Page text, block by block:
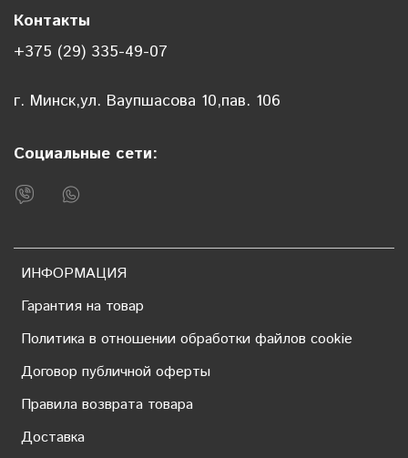
ИНФОРМАЦИЯ
Гарантия на товар
Политика в отношении обработки файлов cookie
Договор публичной оферты
Правила возврата товара
Доставка
Контакты
+375 (29) 335-49-07
г. Минск,ул. Ваупшасова 10,пав. 106
Социальные сети: